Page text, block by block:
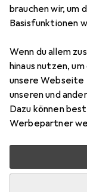
brauchen wir, um
Basisfunktionen
Wenn du allem
hinaus nutzen,
unsere Webseite
unseren und
Dazu können
Werbepartner
Zubehör
Hier findest du
Kraftwerk